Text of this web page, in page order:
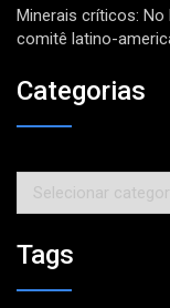
Minerais críticos: No
comitê latino-
Categorias
Categorias
Tags